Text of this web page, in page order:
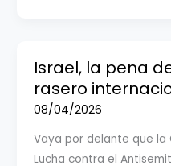
CIVIL
CONTRA
EL
Israel, la pena
rasero
08/04/2026
Vaya por delante que
Lucha contra el